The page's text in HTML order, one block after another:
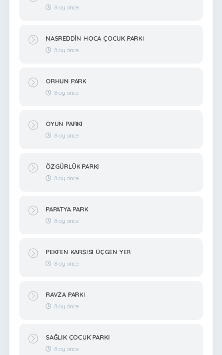
8 ay önce
NASREDDİN HOCA ÇOCUK PARKI
8 ay önce
ORHUN PARK
8 ay önce
OYUN PARKI
8 ay önce
ÖZGÜRLÜK PARKI
8 ay önce
PAPATYA PARK
8 ay önce
PEKFEN KARŞISI ÜÇGEN YER
8 ay önce
RAVZA PARKI
8 ay önce
SAĞLIK ÇOCUK PARKI
8 ay önce